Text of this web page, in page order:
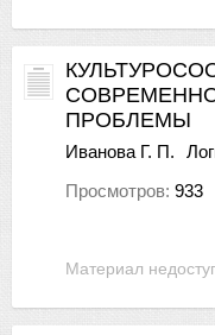
Материал
ПРОБЛЕМЫ
Иванова Г. П.
Просмотров: 933